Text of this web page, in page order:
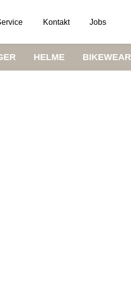
Kontakt Jobs
HELME BIKEWEAR